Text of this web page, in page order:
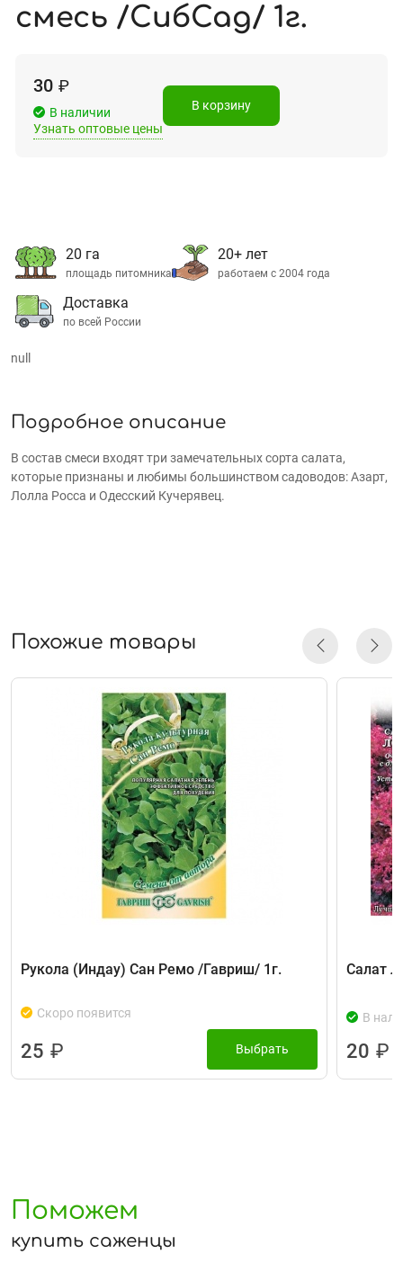
смесь /СибСад/ 1г.
30 ₽
В наличии
Узнать оптовые цены
В корзину
20 га
площадь питомника
20+ лет
работаем с 2004 года
Доставка
по всей России
null
Подробное описание
В состав смеси входят три замечательных сорта салата,
которые признаны и любимы большинством садоводов: Азарт,
Лолла Росса и Одесский Кучерявец.
Похожие товары
Рукола (Индау) Сан Ремо /Гавриш/ 1г.
Скоро появится
25 ₽ Выбрать
Салат
В
20 ₽
Поможем
купить саженцы